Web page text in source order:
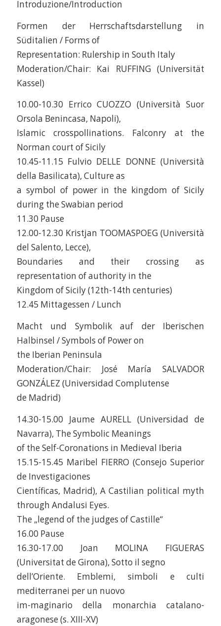
Introduzione/Introduction
Formen der Herrschaftsdarstellung in
Süditalien / Forms of
Representation: Rulership in South Italy
Moderation/Chair: Kai RUFFING (Universität
Kassel)
10.00-10.30 Errico CUOZZO (Università Suor
Orsola Benincasa, Napoli),
Islamic crosspollinations. Falconry at the
Norman court of Sicily
10.45-11.15 Fulvio DELLE DONNE (Università
della Basilicata), Culture as
a symbol of power in the kingdom of Sicily
during the Swabian period
11.30 Pause
12.00-12.30 Kristjan TOOMASPOEG (Università
del Salento, Lecce),
Boundaries and their crossing as
representation of authority in the
Kingdom of Sicily (12th-14th centuries)
12.45 Mittagessen / Lunch
Macht und Symbolik auf der Iberischen
Halbinsel / Symbols of Power on
the Iberian Peninsula
Moderation/Chair: José María SALVADOR
GONZÁLEZ (Universidad Complutense
de Madrid)
14.30-15.00 Jaume AURELL (Universidad de
Navarra), The Symbolic Meanings
of the Self-Coronations in Medieval Iberia
15.15-15.45 Maribel FIERRO (Consejo Superior
de Investigaciones
Científicas, Madrid), A Castilian political myth
through Andalusi Eyes.
The „legend of the judges of Castille“
16.00 Pause
16.30-17.00 Joan MOLINA FIGUERAS
(Universitat de Girona), Sotto il segno
dell’Oriente. Emblemi, simboli e culti
mediterranei per un nuovo
im-maginario della monarchia catalano-
aragonese (s. XIII-XV)